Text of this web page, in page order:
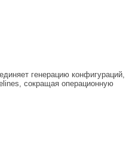
генерацию конфигураций,
сокращая операционную